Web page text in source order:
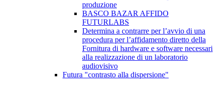
produzione
BASCO BAZAR AFFIDO
FUTURLABS
Determina a contrarre per l’avvio di una
procedura per l’affidamento diretto della
Fornitura di hardware e software necessari
alla realizzazione di un laboratorio
audiovisivo
Futura "contrasto alla dispersione"